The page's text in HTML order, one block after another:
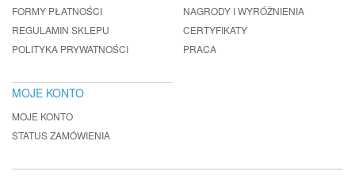
FORMY PŁATNOŚCI
REGULAMIN SKLEPU
POLITYKA PRYWATNOŚCI
NAGRODY I WYRÓŻNIENIA
CERTYFIKATY
PRACA
MOJE KONTO
MOJE KONTO
STATUS ZAMÓWIENIA